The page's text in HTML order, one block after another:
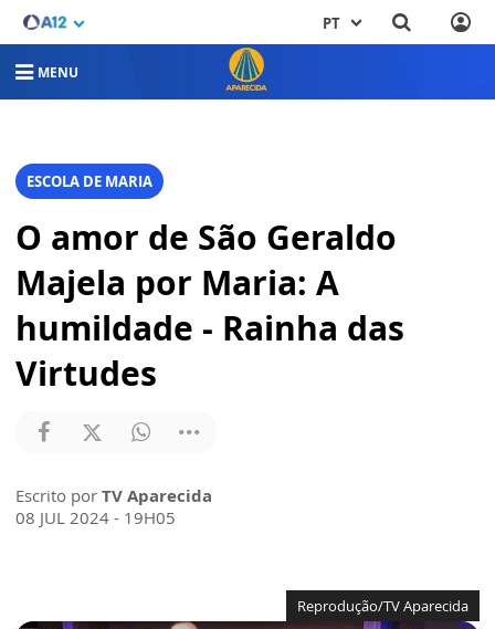
PT
MENU
ESCOLA DE MARIA
O amor de São Geraldo
Majela por Maria: A
humildade - Rainha das
Virtudes
Escrito por TV Aparecida
08 JUL 2024 - 19H05
Reprodução/TV Aparecida